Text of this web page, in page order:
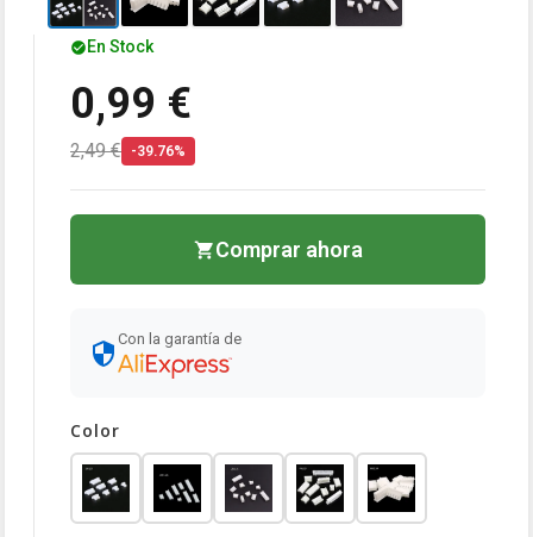
En Stock
0,99 €
2,49 € -39.76%
Comprar ahora
Con la garantía de
Color